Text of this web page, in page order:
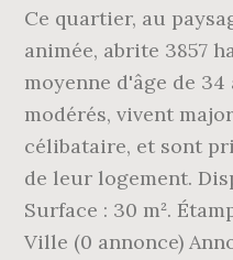
Ce quartier, au
animée, abrite 3857
moyenne d'âge de
modérés, vivent
célibataire, et sont
de leur logement.
Surface : 30 m².
Ville (0 annonce)